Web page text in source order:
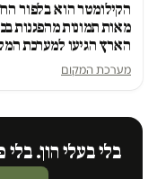
הקילומטר הוא בלפור
מאות תמונות מהפגנות
הארץ הגיעו למערכת
מערכת המקום
בלי בעלי הון.